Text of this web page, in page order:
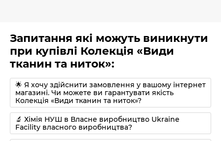
Запитання які можуть виникнути
при купівлі Колекція «Види
тканин та ниток»:
🌟 Я хочу здійснити замовлення у вашому інтернет
магазині. Чи можете ви гарантувати якість
Колекція «Види тканин та ниток»?
🔬 Хімія НУШ в Власне виробництво Ukraine
Facility власного виробництва?